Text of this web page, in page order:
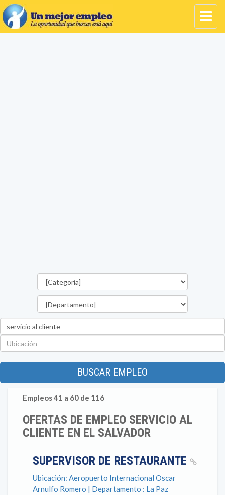
BUSCAR EMPLEO
Empleos 41 a 60 de 116
OFERTAS DE EMPLEO SERVICIO AL
CLIENTE EN EL SALVADOR
SUPERVISOR DE RESTAURANTE
Ubicación: Aeropuerto Internacional Oscar
Arnulfo Romero | Departamento : La Paz